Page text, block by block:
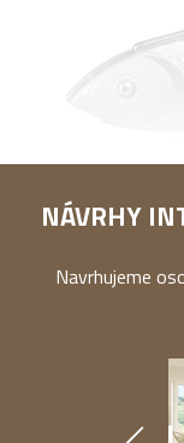
NÁVRHY
Navrhujeme